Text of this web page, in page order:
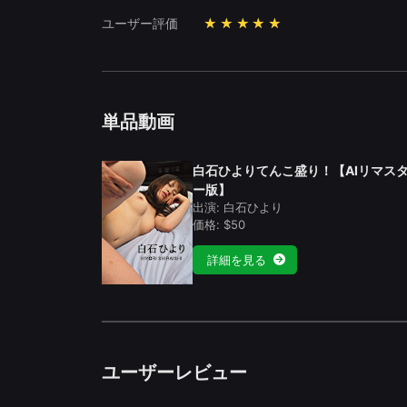
ユーザー評価 ★★★★★
単品動画
白石ひよりてんこ盛り！【AIリマス
ー版】
出演: 白石ひより
価格: $50
詳細を見る
ユーザーレビュー